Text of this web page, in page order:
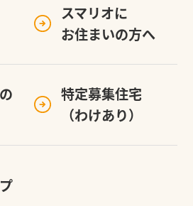
スマリオに
お住まいの方へ
特定募集住宅
（わけあり）